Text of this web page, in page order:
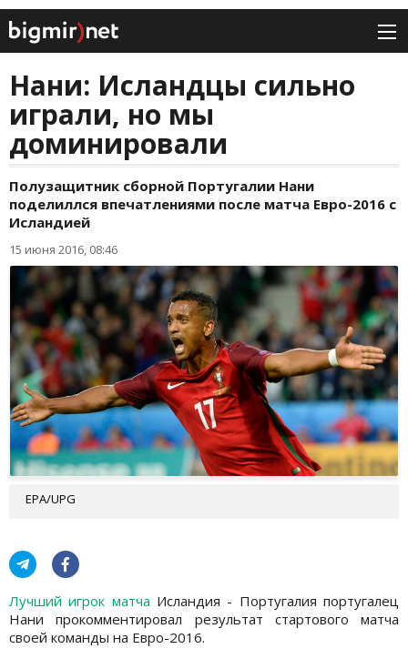
Нани: Исландцы сильно
играли, но мы
доминировали
Полузащитник сборной Португалии Нани
поделиллся впечатлениями после матча Евро-2016 с
Исландией
15 июня 2016, 08:46
EPA/UPG
Лучший игрок матча Исландия - Португалия португалец
Нани прокомментировал результат стартового матча
своей команды на Евро-2016.